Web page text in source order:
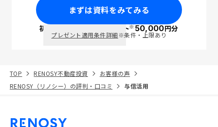
まずは資料をみてみる
初回面談で ポイント※50,000円分
プレゼント適用条件詳細※条件・上限あり
TOP RENOSY不動産投資
お客様の声
RENOSY（リノシー）の評判・口コミ
与信活用